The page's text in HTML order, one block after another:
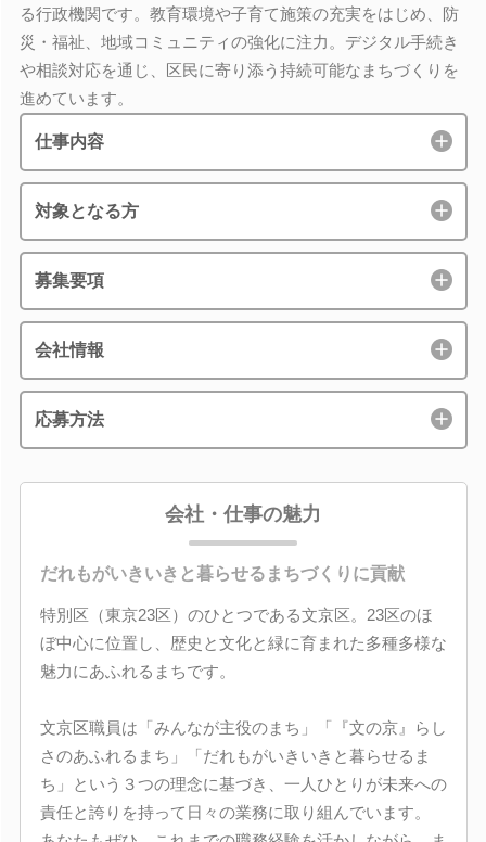
る行政機関です。教育環境や子育て施策の充実をはじめ、防
災・福祉、地域コミュニティの強化に注力。デジタル手続き
や相談対応を通じ、区民に寄り添う持続可能なまちづくりを
進めています。
仕事内容
対象となる方
募集要項
会社情報
応募方法
会社・仕事の魅力
だれもがいきいきと暮らせるまちづくりに貢献
特別区（東京23区）のひとつである文京区。23区のほ
ぼ中心に位置し、歴史と文化と緑に育まれた多種多様な
魅力にあふれるまちです。
文京区職員は「みんなが主役のまち」「『文の京』らし
さのあふれるまち」「だれもがいきいきと暮らせるま
ち」という３つの理念に基づき、一人ひとりが未来への
責任と誇りを持って日々の業務に取り組んでいます。